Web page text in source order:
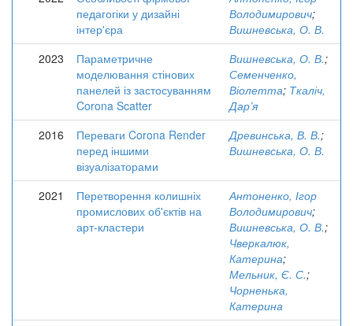
педагогіки у дизайні
інтер'єра
Володимирович;
Вишневська, О. В.
2023
Параметричне
моделювання стінових
панелей із застосуванням
Corona Scatter
Вишневська, О. В.;
Семенченко,
Віолетта; Ткаліч,
Дар’я
2016
Переваги Corona Render
перед іншими
візуалізаторами
Древинська, В. В.;
Вишневська, О. В.
2021
Перетворення колишніх
промислових об'єктів на
арт-кластери
Антоненко, Ігор
Володимирович;
Вишневська, О. В.;
Чверкалюк,
Катерина;
Мельник, Є. С.;
Чорненька,
Катерина